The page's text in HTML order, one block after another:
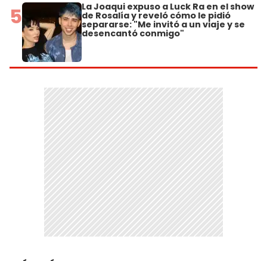
5 La Joaqui expuso a Luck Ra en el show
de Rosalía y reveló cómo le pidió
separarse: "Me invitó a un viaje y se
desencantó conmigo"